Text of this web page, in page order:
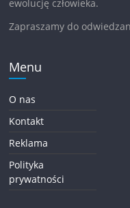
ewolucję człowieka.
Zapraszamy do
Menu
O nas
Kontakt
Reklama
Polityka
prywatności